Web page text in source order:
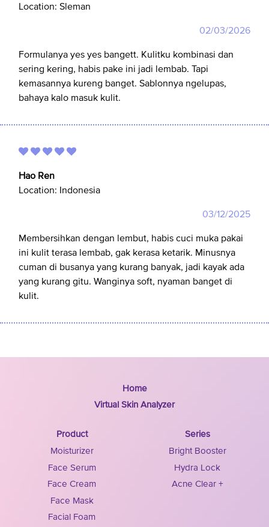
Location: Sleman
02/03/2026
Formulanya yes yes bangett. Kulitku kombinasi dan
sering kering, habis pake ini jadi lembab. Tapi
kemasannya kureng banget. Sablonnya ngelupas,
bahaya kalo masuk kulit.
Hao Ren
Location: Indonesia
03/12/2025
Membersihkan dengan lembut, habis cuci muka pakai
ini kulit terasa lembab, gak kerasa ketarik. Minusnya
cuman di busanya yang kurang banyak, jadi kayak ada
yang kurang gitu. Wanginya soft, nyaman banget di
kulit.
Home
Virtual Skin Analyzer
Product
Moisturizer
Face Serum
Face Cream
Face Mask
Facial Foam
Series
Bright Booster
Hydra Lock
Acne Clear +